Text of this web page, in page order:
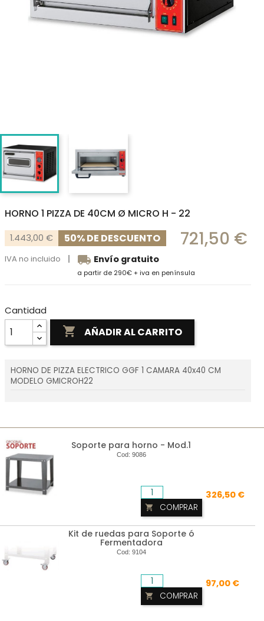
HORNO 1 PIZZA DE 40CM Ø MICRO H - 22
1.443,00 € 50% DE DESCUENTO 721,50 €
IVA no incluido local_shipping Envío gratuito
a partir de 290€ + iva en península
Cantidad
 AÑADIR AL CARRITO
HORNO DE PIZZA ELECTRICO GGF 1 CAMARA 40x40 CM
MODELO GMICROH22
Soporte para horno - Mod.1
Cod: 9086
326,50 €
 COMPRAR
Kit de ruedas para Soporte ó
Fermentadora
Cod: 9104
97,00 €
 COMPRAR